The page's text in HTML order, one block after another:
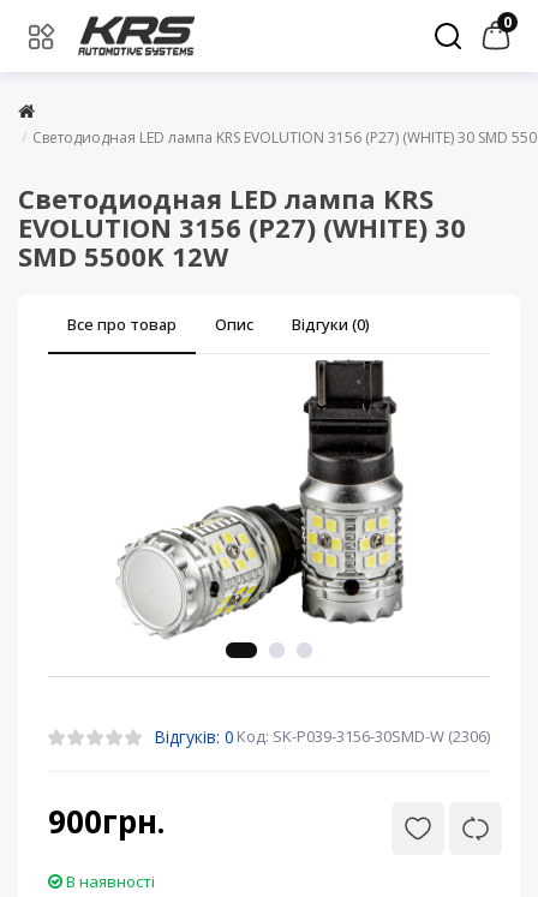
0
Светодиодная LED лампа KRS EVOLUTION 3156 (P27) (WHITE) 30 SMD
Светодиодная LED лампа KRS
EVOLUTION 3156 (P27) (WHITE) 30
SMD 5500K 12W
Все про товар Опис Відгуки (0)
Відгуків: 0 Код: SK-P039-3156-30SMD-W (2306)
900грн.
В наявності